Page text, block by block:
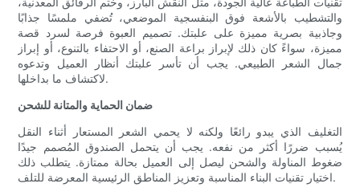
والتشطيب بالأشعة فوق البنفسجية الموضعي، تُضفي ملمسًا جذابًا
وجاذبية بصرية مميزة على علبتك. تصميم العبوة فرصة لسرد قصة
مميزة، سواءً كان ذلك لإبراز براعة الصنع، أو الاحتفاء بالتنوع، أو إبراز
جمال الشعر الطبيعي. يجب أن تأسر علبتك أنظار العميل وتدعوه
لاكتشاف ما بداخلها.
ضمان الحماية والمتانة للشحن
التغليف الذي يبدو رائعًا ولكنه لا يحمي الشعر المستعار أثناء النقل
يُسبب ضررًا أكثر من نفعه. يجب أن يتحمل الصندوق المُصمم جيدًا
ضغوط المناولة والشحن ليصل إلى العميل بحالة ممتازة. يتطلب ذلك
اختيار تقنيات البناء المناسبة وتعزيز المناطق الرئيسية المعرضة للتلف.